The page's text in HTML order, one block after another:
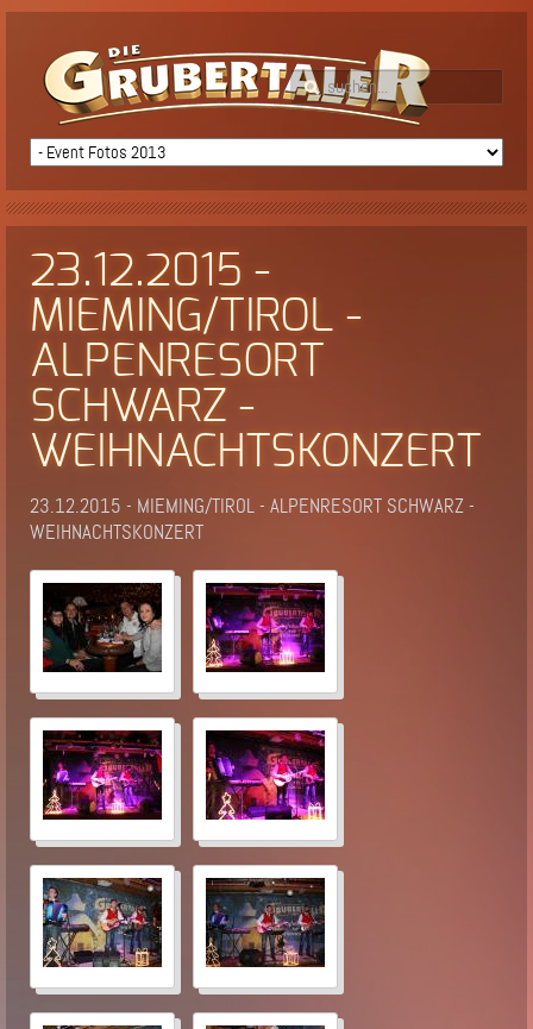
23.12.2015 -
MIEMING/TIROL -
ALPENRESORT
SCHWARZ -
WEIHNACHTSKONZERT
23.12.2015 - MIEMING/TIROL - ALPENRESORT SCHWARZ -
WEIHNACHTSKONZERT